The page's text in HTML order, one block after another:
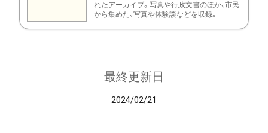
れたアーカイブ。写真や行政文書のほか、市民
から集めた、写真や体験談などを収録。
最終更新日
2024/02/21